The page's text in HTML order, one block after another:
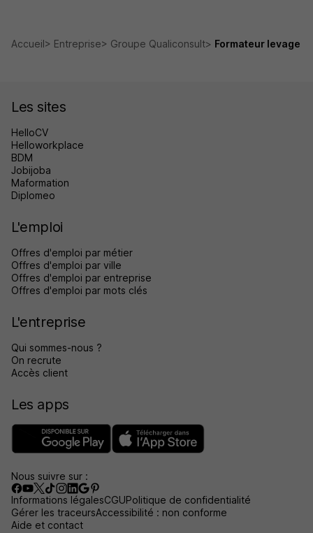
Accueil Entreprise Groupe Qualiconsult Formateur levage
Les sites
HelloCV
Helloworkplace
BDM
Jobijoba
Maformation
Diplomeo
L'emploi
Offres d'emploi par métier
Offres d'emploi par ville
Offres d'emploi par entreprise
Offres d'emploi par mots clés
L'entreprise
Qui sommes-nous ?
On recrute
Accès client
Les apps
Nous suivre sur :
Informations légalesCGUPolitique de confidentialité
Gérer les traceursAccessibilité : non conforme
Aide et contact